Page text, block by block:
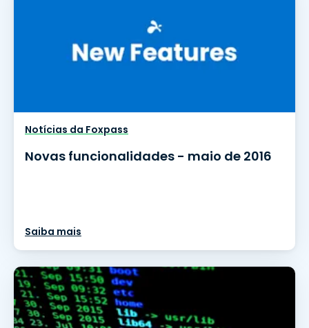
Notícias da Foxpass
Novas funcionalidades - maio de 2016
Saiba mais